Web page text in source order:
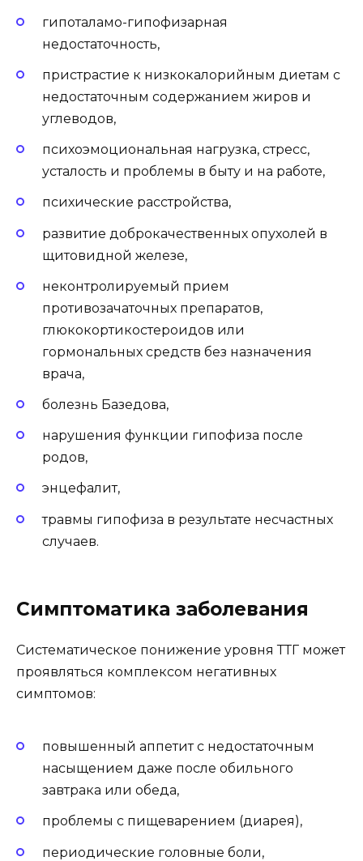
гипоталамо-гипофизарная
недостаточность,
пристрастие к низкокалорийным диетам с
недостаточным содержанием жиров и
углеводов,
психоэмоциональная нагрузка, стресс,
усталость и проблемы в быту и на работе,
психические расстройства,
развитие доброкачественных опухолей в
щитовидной железе,
неконтролируемый прием
противозачаточных препаратов,
глюкокортикостероидов или
гормональных средств без назначения
врача,
болезнь Базедова,
нарушения функции гипофиза после
родов,
энцефалит,
травмы гипофиза в результате несчастных
случаев.
Симптоматика заболевания
Систематическое понижение уровня ТТГ может
проявляться комплексом негативных
симптомов:
повышенный аппетит с недостаточным
насыщением даже после обильного
завтрака или обеда,
проблемы с пищеварением (диарея),
периодические головные боли,